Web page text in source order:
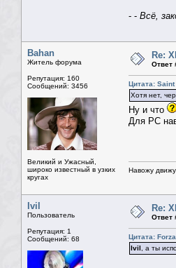
- - Всё,
Bahan
Житель форума
Репутация: 160
Сообщений: 3456
Великий и Ужасный,
широко известный в узких
кругах
Re:
Ответ
Цитата:
Хотя нет,
Ну и что
Для PC
Навожу
Ivil
Пользователь
Репутация: 1
Сообщений: 68
Re:
Ответ
Цитата:
Ivil, а ты